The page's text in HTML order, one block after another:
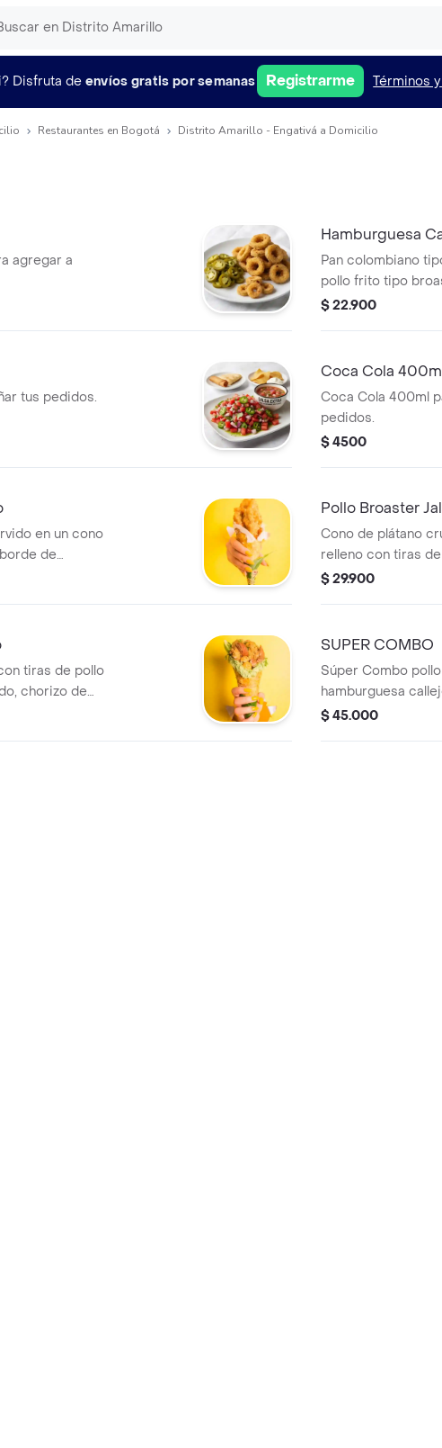
Disfruta de envíos gratis por semanas Registrarme Términos
Restaurantes en Bogotá Distrito Amarillo - Engativá a Domicilio
agregar a
Hamburguesa
Pan colombiano
pollo frito tipo
nuestra salsa bbq
elección: gaseosa
+ Bebida a
$ 22.900
tus pedidos.
Coca Cola
Coca Cola 400ml
pedidos.
$ 4500
en un cono
de
agridulce de
Pollo Broaster
Cono de plátano
relleno con tiras
broaster y
agridulce.
$ 29.900
tiras de pollo
chorizo de
cilantro y
SUPER COMBO
Súper Combo
hamburguesa
+ papas fritas +
$ 45.000